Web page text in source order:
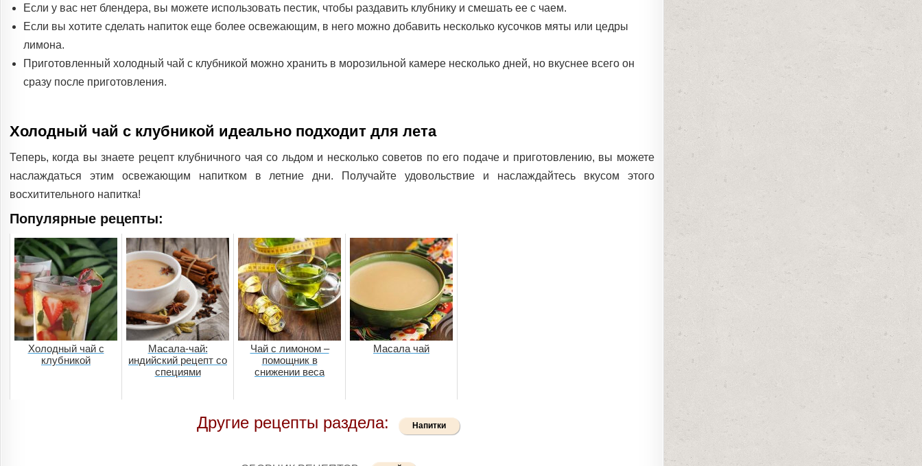
Если у вас нет блендера, вы можете использовать пестик, чтобы раздавить клубнику и смешать ее с чаем.
Если вы хотите сделать напиток еще более освежающим, в него можно добавить несколько кусочков мяты или цедры
лимона.
Приготовленный холодный чай с клубникой можно хранить в морозильной камере несколько дней, но вкуснее всего он
сразу после приготовления.
Холодный чай с клубникой идеально подходит для лета
Теперь, когда вы знаете рецепт клубничного чая со льдом и несколько советов по его подаче и приготовлению, вы можете
наслаждаться этим освежающим напитком в летние дни. Получайте удовольствие и наслаждайтесь вкусом этого
восхитительного напитка!
Популярные рецепты:
Холодный чай с
клубникой
Масала-чай:
индийский рецепт со
специями
Чай с лимоном –
помощник в
снижении веса
Масала чай
Другие рецепты раздела: Напитки